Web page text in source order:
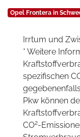
Opel Frontera in
Irrtum und
* Weitere
spezifischen
Pkw können
CO2-